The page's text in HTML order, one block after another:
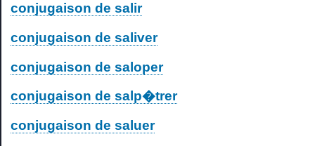
conjugaison de salir
conjugaison de saliver
conjugaison de saloper
conjugaison de salp�trer
conjugaison de saluer